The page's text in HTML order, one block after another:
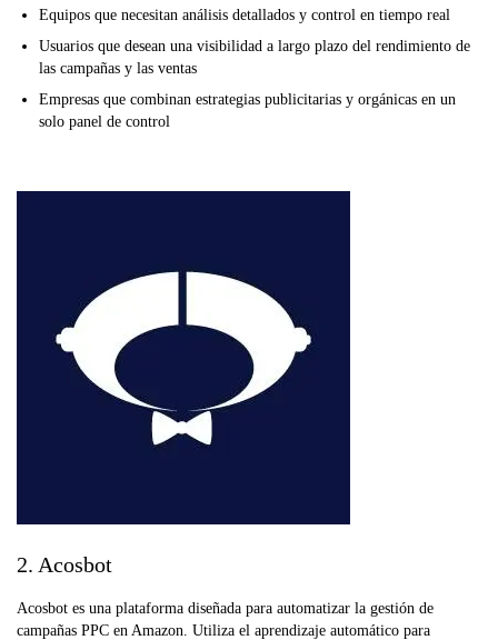
Equipos que necesitan análisis detallados y control en tiempo real
Usuarios que desean una visibilidad a largo plazo del rendimiento de
las campañas y las ventas
Empresas que combinan estrategias publicitarias y orgánicas en un
solo panel de control
2. Acosbot
Acosbot es una plataforma diseñada para automatizar la gestión de
campañas PPC en Amazon. Utiliza el aprendizaje automático para